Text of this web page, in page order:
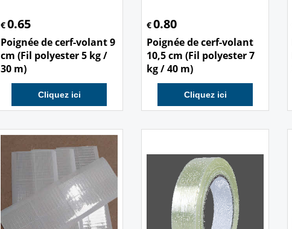
€0.65
Poignée de cerf-volant 9
cm (Fil polyester 5 kg /
30 m)
Cliquez ici
€0.80
Poignée de cerf-volant
10,5 cm (Fil polyester 7
kg / 40 m)
Cliquez ici